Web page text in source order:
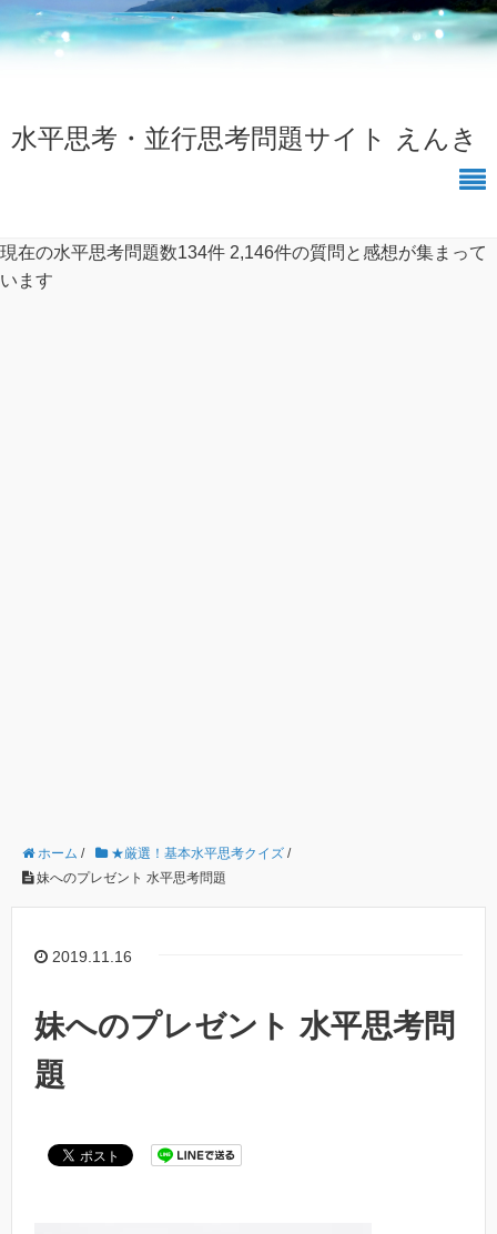
水平思考・並行思考問題サイト えんき
現在の水平思考問題数134件 2,146件の質問と感想が集まって
います
ホーム / ★厳選！基本水平思考クイズ /
妹へのプレゼント 水平思考問題
2019.11.16
妹へのプレゼント 水平思考問
題